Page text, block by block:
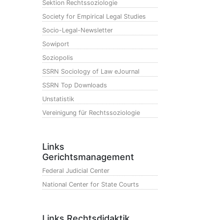
Sektion Rechtssoziologie
Society for Empirical Legal Studies
Socio-Legal-Newsletter
Sowiport
Soziopolis
SSRN Sociology of Law eJournal
SSRN Top Downloads
Unstatistik
Vereinigung für Rechtssoziologie
Links
Gerichtsmanagement
Federal Judicial Center
National Center for State Courts